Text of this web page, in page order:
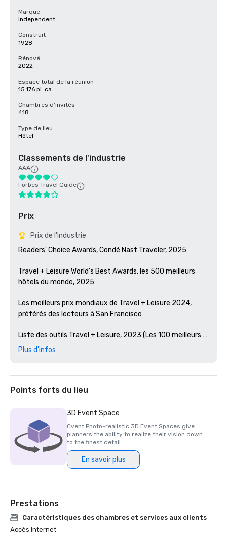
Marque
Independent
Construit
1928
Rénové
2022
Espace total de la réunion
15 176 pi. ca.
Chambres d'invités
418
Type de lieu
Hôtel
Classements de l'industrie
AAA
Forbes Travel Guide
Prix
Prix de l'industrie
Readers' Choice Awards, Condé Nast Traveler, 2025
Travel + Leisure World's Best Awards, les 500 meilleurs
hôtels du monde, 2025
Les meilleurs prix mondiaux de Travel + Leisure 2024,
préférés des lecteurs à San Francisco
Liste des outils Travel + Leisure, 2023 (Les 100 meilleurs
nouveaux hôtels du monde)
Les meilleurs bars d'Amérique, Esquire 2024
Guide Michelin, 2024 (restaurations d'hôtels préférées en
2023)
Prix HSMAI Adrian, 2024
Finaliste du prix Stella du Northstar Meetings Group, 2023
Plus d'infos
Points forts du lieu
3D Event Space
Cvent Photo-realistic 3D Event Spaces give
planners the ability to realize their vision down
to the finest detail.
En savoir plus
Prestations
Caractéristiques des chambres et services aux clients
Accès Internet